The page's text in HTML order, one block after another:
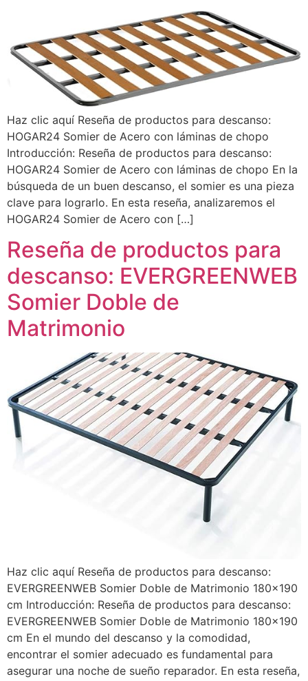
Haz clic aquí Reseña de productos para descanso:
HOGAR24 Somier de Acero con láminas de chopo
Introducción: Reseña de productos para descanso:
HOGAR24 Somier de Acero con láminas de chopo En la
búsqueda de un buen descanso, el somier es una pieza
clave para lograrlo. En esta reseña, analizaremos el
HOGAR24 Somier de Acero con […]
Reseña de productos para
descanso: EVERGREENWEB
Somier Doble de
Matrimonio
Haz clic aquí Reseña de productos para descanso:
EVERGREENWEB Somier Doble de Matrimonio 180×190
cm Introducción: Reseña de productos para descanso:
EVERGREENWEB Somier Doble de Matrimonio 180×190
cm En el mundo del descanso y la comodidad,
encontrar el somier adecuado es fundamental para
asegurar una noche de sueño reparador. En esta reseña,